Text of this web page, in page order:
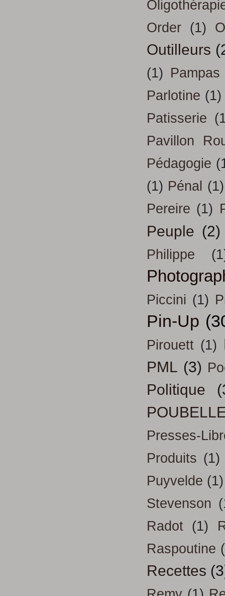
Order (1)
Outilleurs
(1) Pampas
Parlotine (1)
Patisserie
Pavillon
Pédagogie
(1) Pénal (1)
Pereire (1)
Peuple (2)
Philippe
Piccini (1)
Pin-Up
Pirouett (1)
PML (3)
Politique
Presses-
Produits (1)
Puyvelde (1)
Stevenson
Radot (1)
Raspoutine
Recettes